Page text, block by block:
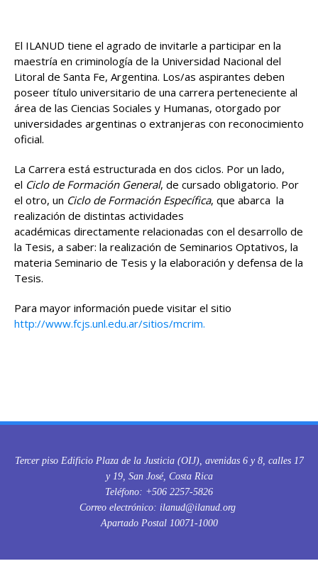
El ILANUD tiene el agrado de invitarle a participar en la
maestría en criminología de la Universidad Nacional del
Litoral de Santa Fe, Argentina. Los/as aspirantes deben
poseer título universitario de una carrera perteneciente al
área de las Ciencias Sociales y Humanas, otorgado por
universidades argentinas o extranjeras con reconocimiento
oficial.
La Carrera está estructurada en dos ciclos. Por un lado,
el Ciclo de Formación General, de cursado obligatorio. Por
el otro, un Ciclo de Formación Específica, que abarca la
realización de distintas actividades
académicas directamente relacionadas con el desarrollo de
la Tesis, a saber: la realización de Seminarios Optativos, la
materia Seminario de Tesis y la elaboración y defensa de la
Tesis.
Para mayor información puede visitar el sitio
http://www.fcjs.unl.edu.ar/sitios/mcrim.
Tercer piso Edificio Plaza de la Justicia (OIJ), avenidas 6 y 8, calles 17
y 19, San José, Costa Rica
Teléfono: +506 2257-5826
Correo electrónico: ilanud@ilanud.org
Apartado Postal 10071-1000